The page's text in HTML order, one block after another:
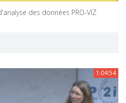
des données PRO-VIZ
1:04:54